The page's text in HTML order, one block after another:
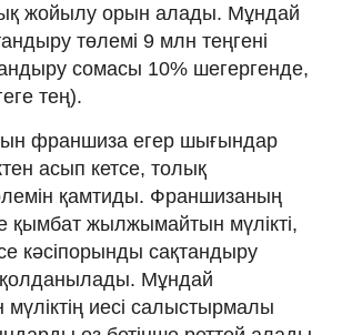
жойылу орын алады. Мұндай
төлемі 9 млн теңгені
сомасы 10% шегергенде,
тең).
франшиза егер шығындар
асып кетсе, толық
қамтиды. Франшизаның
қымбат жылжымайтын мүлікті,
кәсіпорынды сақтандыру
Мұндай
иесі салыстырмалы